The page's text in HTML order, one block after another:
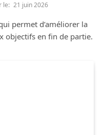
le: 21 juin 2026
permet d’améliorer la
objectifs en fin de partie.